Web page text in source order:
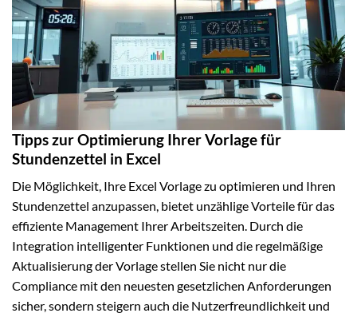
Tipps zur Optimierung Ihrer Vorlage für
Stundenzettel in Excel
Die Möglichkeit, Ihre Excel Vorlage zu optimieren und Ihren
Stundenzettel anzupassen, bietet unzählige Vorteile für das
effiziente Management Ihrer Arbeitszeiten. Durch die
Integration intelligenter Funktionen und die regelmäßige
Aktualisierung der Vorlage stellen Sie nicht nur die
Compliance mit den neuesten gesetzlichen Anforderungen
sicher, sondern steigern auch die Nutzerfreundlichkeit und